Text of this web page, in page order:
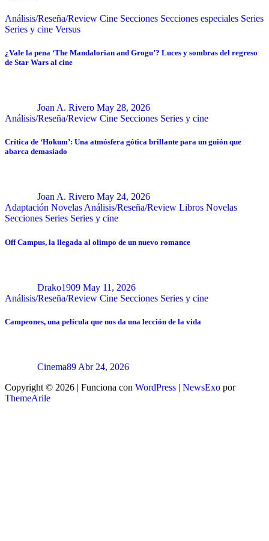
Análisis/Reseña/Review Cine Secciones Secciones especiales Series
Series y cine Versus
¿Vale la pena ‘The Mandalorian and Grogu’? Luces y sombras del regreso
de Star Wars al cine
Joan A. Rivero May 28, 2026
Análisis/Reseña/Review Cine Secciones Series y cine
Crítica de ‘Hokum’: Una atmósfera gótica brillante para un guión que
abarca demasiado
Joan A. Rivero May 24, 2026
Adaptación Novelas Análisis/Reseña/Review Libros Novelas
Secciones Series Series y cine
Off Campus, la llegada al olimpo de un nuevo romance
Drako1909 May 11, 2026
Análisis/Reseña/Review Cine Secciones Series y cine
Campeones, una película que nos da una lección de la vida
Cinema89 Abr 24, 2026
Copyright © 2026 | Funciona con WordPress | NewsExo por
ThemeArile